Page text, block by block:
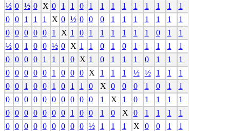
½ 0 ½ 0 X 0 1 1 0 1 1 1 1 1 1 1 1
1
0
0 1 1 1 X 0 ½ 0 0 0 1 1 1 1 1 1
1
0
0 0 0 0 1 X 1 0 1 1 1 1 1 1 0 1
1
½ 0 1 0 0 ½ 0 X 1 1 0 1 0 1 1 1 1
1
0
0 0 0 1 1 1 0 X 1 0 1 1 1 0 1 1
1
0
0 0 0 0 1 0 0 0 X 1 1 1 ½ ½ 1 1
1
0
0 1 0 0 1 0 1 1 0 X 0 0 0 1 0 1
1
0
0 0 0 0 0 0 0 0 0 1 X 1 0 1 1 1
1
0
0 0 0 0 0 0 1 0 0 1 0 X 0 1 1 1
1
0
0 0 0 0 0 0 0 0 ½ 1 1 1 X 0 0 1
1